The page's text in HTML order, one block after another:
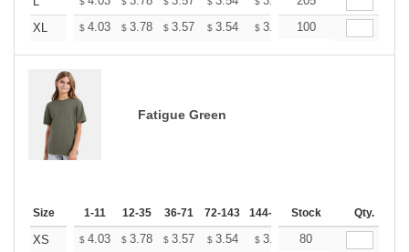
XL
$ 4.03 $ 3.78 $ 3.57 $ 3.54 $ 3.48 $3.45
100
Fatigue Green
Size 1-11 12-35 36-71 72-143 144-287 288 + More
Stock Qty.
XS $ 4.03 $ 3.78 $ 3.57 $ 3.54 $ 3.48 $3.45
80